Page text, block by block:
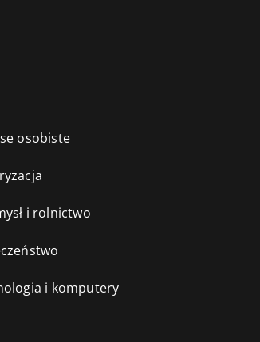
osobiste
i rolnictwo
i komputery